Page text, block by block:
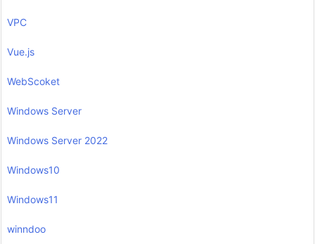
VPC
Vue.js
WebScoket
Windows Server
Windows Server 2022
Windows10
Windows11
winndoo